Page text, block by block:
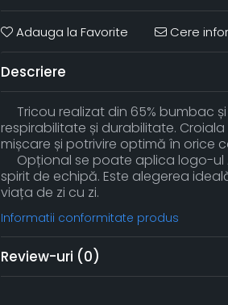
Adauga la Favorite Cere
Descriere
Tricou realizat din 65% bumbac
respirabilitate și durabilitate.
mișcare și potrivire optimă în orice
Opțional se poate aplica logo-ul
spirit de echipă. Este alegerea
viața de zi cu zi.
Informatii conformitate produs
Review-uri (0)